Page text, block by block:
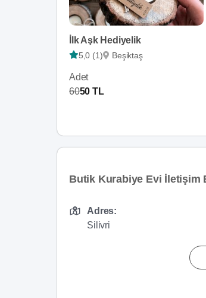
İlk Aşk Hediyelik
5,0 (1) Beşiktaş
Adet
6050 TL
Butik Kurabiye Evi İletişim
Adres:
Silivri